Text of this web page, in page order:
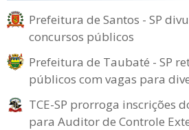
Prefeitura de Santos - SP
concursos públicos
Prefeitura de Taubaté - SP
públicos com vagas para
TCE-SP prorroga inscrições
para Auditor de Controle